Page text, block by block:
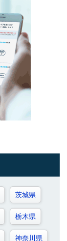
茨城県
栃木県
神奈川県